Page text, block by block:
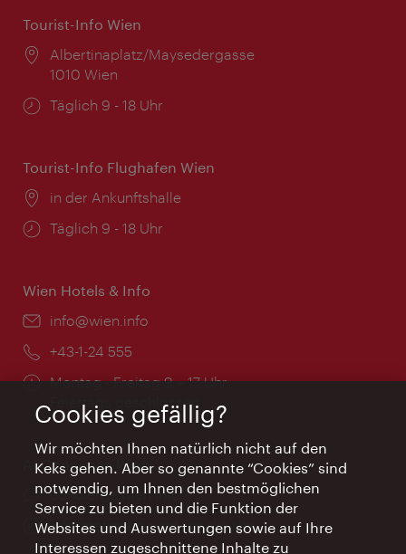
Tourist-Info Wien
Ort:
Albertinaplatz/Maysedergasse
1010 Wien
Öffnungszeiten:
Täglich 9 - 18 Uhr
Tourist-Info Flughafen Wien
Ort:
in der Ankunftshalle
Öffnungszeiten:
Täglich 9 - 18 Uhr
Wien Hotels & Info
Email:
info@wien.info
Telefon:
+43-1-24 555
Öffnungszeiten:
Montag - Freitag 9 – 17 Uhr
Feiertags geschlossen
AI Concierge Wien
Ort:
concierge.wien.info
Öffnungszeiten:
Informationen rund um die Uhr
Cookies gefällig?
Wir möchten Ihnen natürlich nicht auf den
Keks gehen. Aber so genannte “Cookies” sind
notwendig, um Ihnen den bestmöglichen
Service zu bieten und die Funktion der
Websites und Auswertungen sowie auf Ihre
Interessen zugeschnittene Inhalte zu